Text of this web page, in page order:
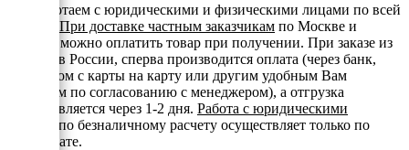
Мы работаем с юридическими и физическими лицами по всей
При доставке частным заказчикам по Москве и
области можно оплатить товар при получении. При заказе из
регионов России, сперва производится оплата (через банк,
переводом с карты на карту или другим удобным Вам
способом по согласованию с менеджером), а отгрузка
осуществляется через 1-2 дня. Работа с юридическими
по безналичному расчету осуществляет только по
предоплате.